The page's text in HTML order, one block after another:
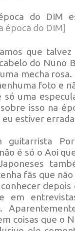
do DIM
época do DIM]
que
do Nuno
mecha
foto e
uma
isso na
eu estiver
é só o Aoi
fãs que
depois
em
coisas que o